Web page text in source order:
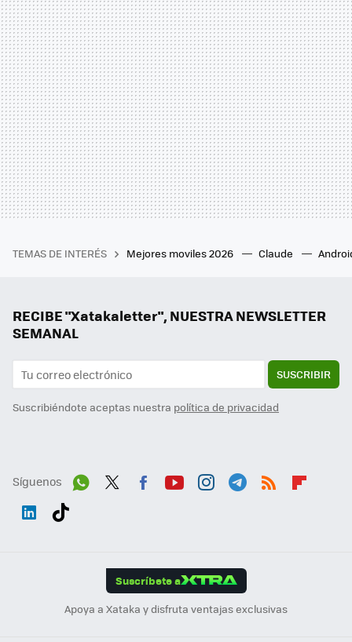
TEMAS DE INTERÉS Mejores moviles 2026 Claude
RECIBE "Xatakaletter", NUESTRA NEWSLETTER
SEMANAL
SUSCRIBIR
Suscribiéndote aceptas nuestra política de privacidad
Síguenos
Suscríbete a
Apoya a Xataka y disfruta ventajas exclusivas